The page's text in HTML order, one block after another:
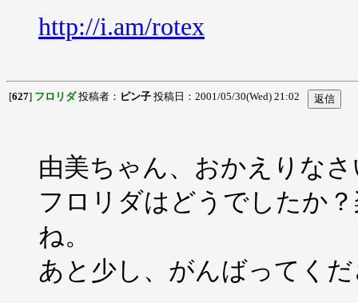
http://i.am/rotex
[627] フロリダ投稿者： ピン子 投稿日：2001/05/30(Wed) 21:02
由美ちゃん、おかえりな
フロリダはどうでしたか
ね。
あと少し、がんばってく